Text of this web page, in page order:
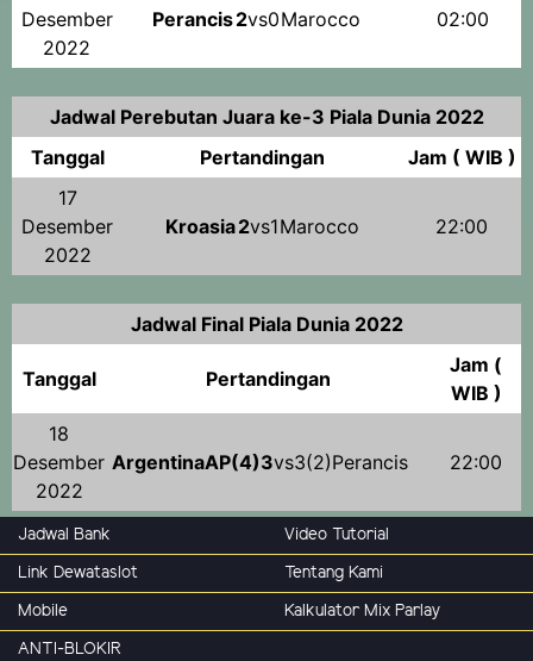
Desember
2022
Perancis2vs0Marocco 02:00
Jadwal Perebutan Juara ke-3 Piala Dunia 2022
Tanggal
Pertandingan
Jam ( WIB )
17
Desember
2022
Kroasia2vs1Marocco 22:00
Jadwal Final Piala Dunia 2022
Tanggal Pertandingan
Jam (
WIB )
18
Desember
2022
ArgentinaAP(4)3vs3(2)Perancis 22:00
Jadwal Bank
Video Tutorial
Link Dewataslot
Tentang Kami
Mobile
Kalkulator Mix Parlay
ANTI-BLOKIR